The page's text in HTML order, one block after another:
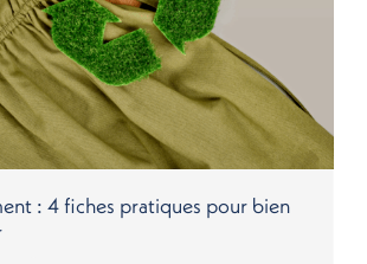
: 4 fiches pratiques pour bien